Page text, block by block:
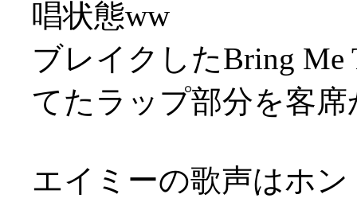
唱状態ww
ブレイクしたBring
てたラップ部分を客
エイミーの歌声はホ